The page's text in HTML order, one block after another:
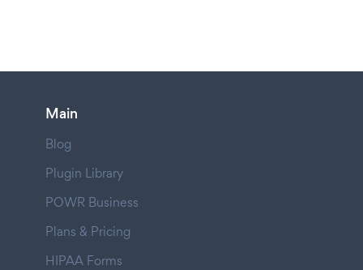
Main
Blog
Plugin Library
POWR Business
Plans & Pricing
HIPAA Forms